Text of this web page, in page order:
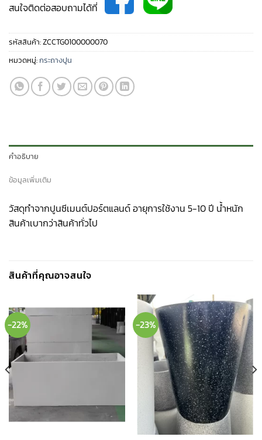
สนใจติดต่อสอบถามได้ที่
รหัสสินค้า:ZCCTG0100000070
หมวดหมู่:กระถางปูน
คำอธิบาย
ข้อมูลเพิ่มเติม
วัสดุทำจากปูนซีเมนต์ปอร์ตแลนด์ อายุการใช้งาน 5-10 ปี น้ำหนัก
สินค้าเบากว่าสินค้าทั่วไป
สินค้าที่คุณอาจสนใจ
-22% -23%